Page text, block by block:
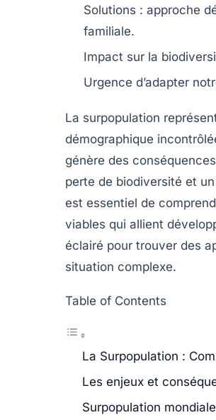
Solutions : approche
familiale.
Impact sur la
Urgence d’adapter
La surpopulation
démographique
génère des
perte de biodiversité et
est essentiel de
viables qui allient
éclairé pour trouver des
situation complexe.
Table of Contents
La Surpopulation :
Les enjeux et
Surpopulation